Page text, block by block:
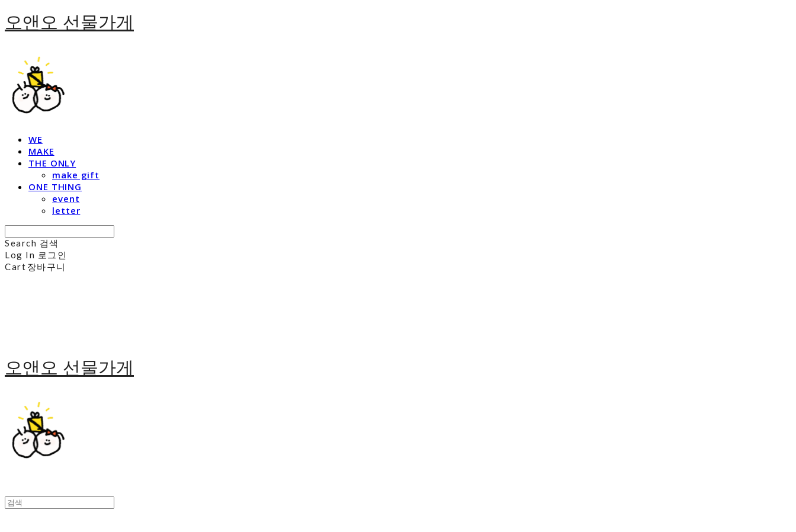
오앤오 선물가게
WE
MAKE
THE ONLY
make gift
ONE THING
event
letter
Search 검색
Log In 로그인
Cart 장바구니
오앤오 선물가게